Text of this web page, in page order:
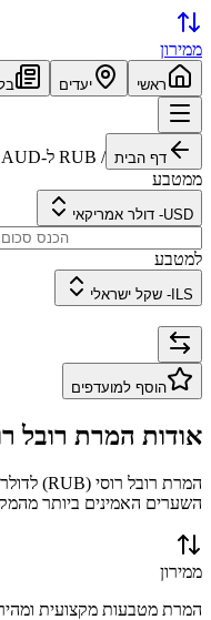
ממירון
ראשי יעדים
דף הבית /
RUB ל-AUD
ממטבע
USD
- דולר אמריקאי
למטבע
ILS
- שקל ישראלי
הוסף למועדפים
אודות המרת רובל
המרת רובל רוסי (
RUB) ל
השערים האמינים ביותר
ממירון
המרת מטבעות מקצועית